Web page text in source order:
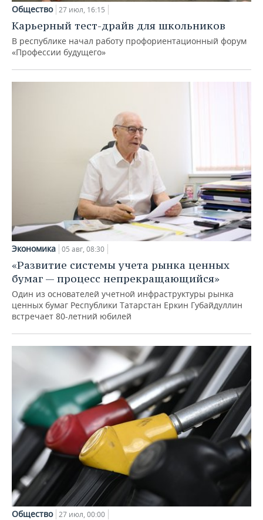
Общество 27 июл, 16:15
Карьерный тест-драйв для школьников
В республике начал работу профориентационный форум
«Профессии будущего»
Экономика 05 авг, 08:30
«Развитие системы учета рынка ценных
бумаг — процесс непрекращающийся»
Один из основателей учетной инфраструктуры рынка
ценных бумаг Республики Татарстан Еркин Губайдуллин
встречает 80-летний юбилей
Общество 27 июл, 00:00